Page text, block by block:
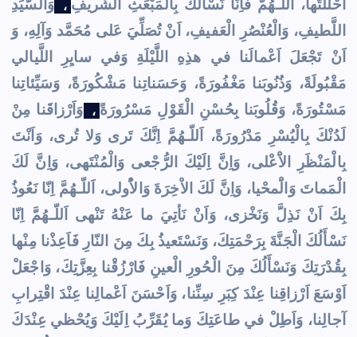
اَحْلَلْتَها، اَللّـهُمَّ فَاِنّا نَسْأَلُكَ بِالْمَبْعَثِ الشَّريفِ ،
وَالسَّيِّدِ
اللَّطيفِ، وَالْعُنْصُرِ الْعَفيفِ، اَنْ تُصَلِّيَ عَلى مُحَمَّد وَآلِهِ، وَ
اَنْ تَجْعَلَ اَعْمالَنا في هذِهِ اللَّيْلَةِ وَفي سايِرِ اللَّيالي
مَقْبُولَةً، وَذُنُوبَنا مَغْفُورَةً، وَحَسَناتِنا مَشْكُورَةً، وَسَيِّئاتِنا
مَسْتُورَةً، وَقُلُوبَنا بِحُسْنِ الْقَوْلِ مَسْرُورَةً ،
وَاَرْزاقَنا مِنْ
لَدُنْكَ بِالْيُسْرِ مَدْرُورَةً، اَللّـهُمَّ اِنَّكَ تَرى وَلا تُرى، وَاَنْتَ
بِالْمَنْظَرِ الاَْعْلى، وَاِنَّ اِلَيْكَ الرُّجْعى وَالْمُنْتَهى، وَاِنَّ لَكَ
الْمَماتَ وَالَْمحْيا، وَاِنَّ لَكَ الاْخِرَةَ وَالاُْولى، اَللّـهُمَّ اِنّا نَعُوذُ
بِكَ اَنْ نَذِلَّ وَنَخْزى، وَاَنْ نَأتِيَ ما عَنْهُ تَنْهى اَللّـهُمَّ اِنّا
نَسْأَلُكَ الْجَنَّةَ بِرَحْمَتِكَ، وَنَسْتَعيذُ بِكَ مِنَ النّارِ فَاَعِذْنا مِنْها
بِقُدْرَتِكَ وَنَسْأَلُكَ مِنَ الْحُورِ الْعينِ فَارْزُقْنا بِعِزَّتِكَ، وَاجْعَلْ
اَوْسَعَ اَرْزاقِنا عِنْدَ كِبَرِ سِنِّنا، وَاَحْسَنَ اَعْمالِنا عِنْدَ اقْتِرابِ
آجالِنا، وَاَطِلْ في طاعَتِكَ وَما يُقَرِّبُ اِلَيْكَ وَيُحْظي عِنْدَكَ